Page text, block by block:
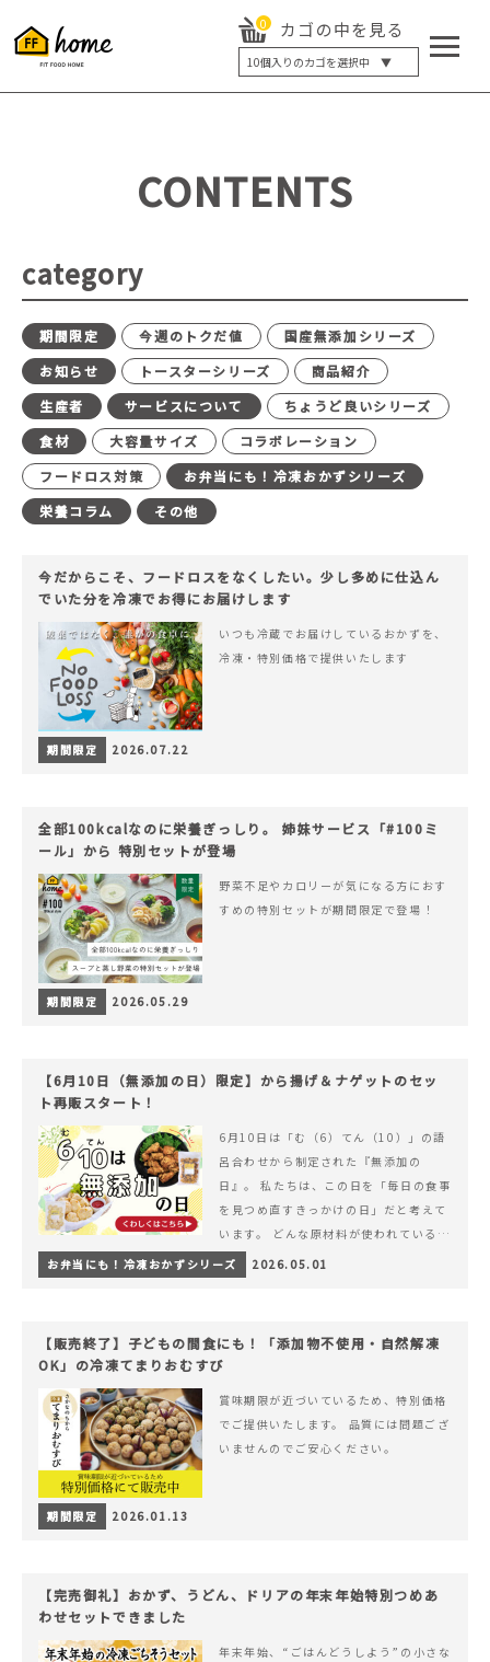
0 カゴの中を見る
10個入りのカゴを選択中 ▼
5個入り
20個入り
最大12%OFF
CONTENTS
category
期間限定 今週のトクだ値
国産無添加シリーズ
お知らせ
トースターシリーズ
商品紹介
生産者
サービスについて
ちょうど良いシリーズ
食材
大容量サイズ
コラボレーション
フードロス対策
お弁当にも！冷凍おかずシリーズ
栄養コラム
その他
今だからこそ、フードロスをなくしたい。少し多めに仕込ん
でいた分を冷凍でお得にお届けします
いつも冷蔵でお届けしているおかずを、
冷凍・特別価格で提供いたします
期間限定 2026.07.22
全部100kcalなのに栄養ぎっしり。 姉妹サービス「#100ミ
ール」から 特別セットが登場
野菜不足やカロリーが気になる方におす
すめの特別セットが期間限定で登場！
期間限定 2026.05.29
【6月10日（無添加の日）限定】から揚げ＆ナゲットのセッ
ト再販スタート！
6月10日は「む（6）てん（10）」の語
呂合わせから制定された『無添加の
日』。 私たちは、この日を「毎日の食事
を見つめ直すきっかけの日」だと考えて
います。 どんな原材料が使われているの
か。 どのようにつくられているのか。&
hellip; 続きを読む 【6月10日（無添加
お弁当にも！冷凍おかずシリーズ 2026.05.01
【販売終了】子どもの間食にも！「添加物不使用・自然解凍
OK」の冷凍てまりおむすび
賞味期限が近づいているため、特別価格
でご提供いたします。 品質には問題ござ
いませんのでご安心ください。
期間限定 2026.01.13
【完売御礼】おかず、うどん、ドリアの年末年始特別つめあ
わせセットできました
年末年始、“ごはんどうしよう”の小さな